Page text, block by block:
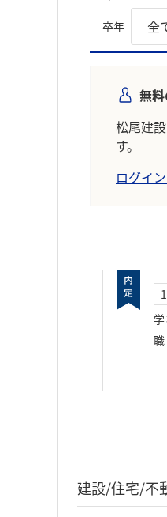
卒年
無
松尾建
す。
ログイ
建設/住宅/不